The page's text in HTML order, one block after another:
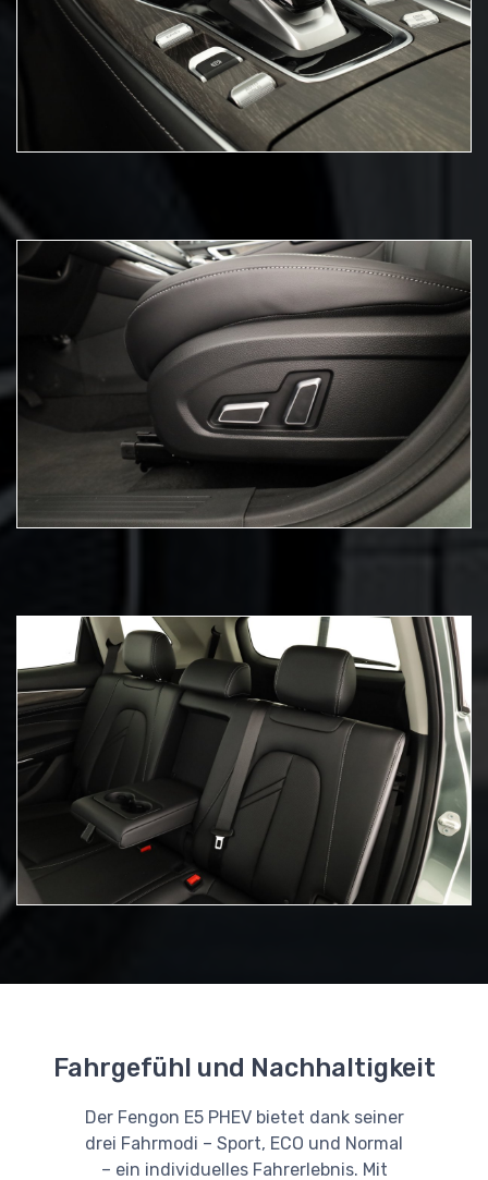
Fahrgefühl und Nachhaltigkeit
Der Fengon E5 PHEV bietet dank seiner
drei Fahrmodi – Sport, ECO und Normal
– ein individuelles Fahrerlebnis. Mit